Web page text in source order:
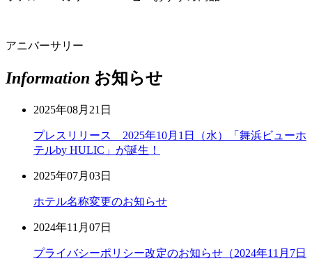
アニバーサリー
Information お知らせ
2025年08月21日
プレスリリース 2025年10月1日（水）「舞浜ビューホ
テルby HULIC」が誕生！
2025年07月03日
ホテル名称変更のお知らせ
2024年11月07日
プライバシーポリシー改定のお知らせ（2024年11月7日